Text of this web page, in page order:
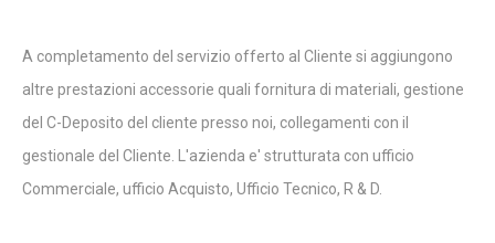
A completamento del servizio offerto al Cliente si aggiungono
altre prestazioni accessorie quali fornitura di materiali, gestione
del C-Deposito del cliente presso noi, collegamenti con il
gestionale del Cliente. L'azienda e' strutturata con ufficio
Commerciale, ufficio Acquisto, Ufficio Tecnico, R & D.